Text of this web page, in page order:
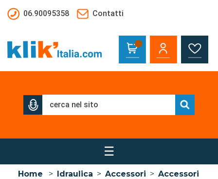
06.90095358
Contatti
☰
Home > Idraulica > Accessori > Accessori